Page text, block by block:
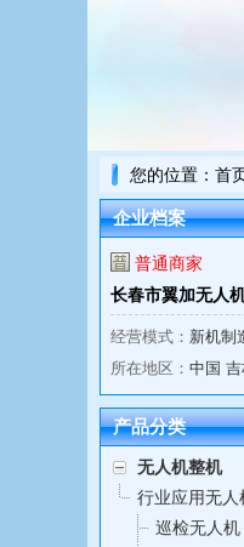
您的位置： 首
企业档案
普通商家
长春市翼加无人
经营模式： 新机制
所在地区： 中国
产品分类
无人机整机
行业应用无人
巡检无人机